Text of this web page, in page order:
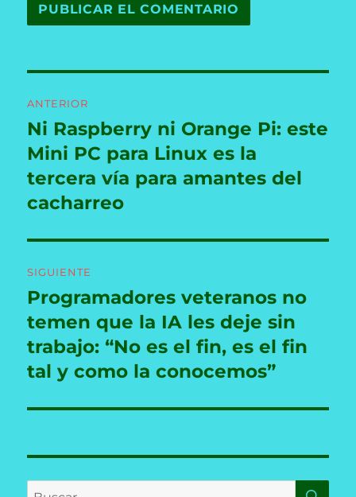
de
entradas
ANTERIOR
Entrada
anterior:
Ni Raspberry ni Orange Pi: este
Mini PC para Linux es la
tercera vía para amantes del
cacharreo
SIGUIENTE
Entrada
siguiente:
Programadores veteranos no
temen que la IA les deje sin
trabajo: “No es el fin, es el fin
tal y como la conocemos”
Buscar